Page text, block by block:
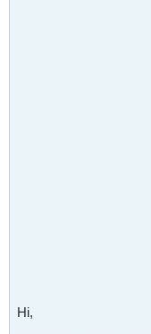
Hi,